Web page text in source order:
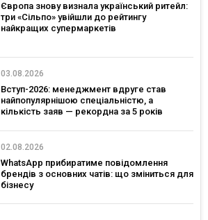
Європа знову визнала український ритейл:
три «Сільпо» увійшли до рейтингу
найкращих супермаркетів
03.08.2026
Вступ-2026: менеджмент вдруге став
найпопулярнішою спеціальністю, а
кількість заяв — рекордна за 5 років
02.08.2026
WhatsApp прибиратиме повідомлення
брендів з основних чатів: що зміниться для
бізнесу